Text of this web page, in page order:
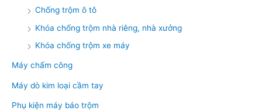
Chống trộm ô tô
Khóa chống trộm nhà riêng, nhà xưởng
Khóa chống trộm xe máy
Máy chấm công
Máy dò kim loại cầm tay
Phụ kiện máy báo trộm